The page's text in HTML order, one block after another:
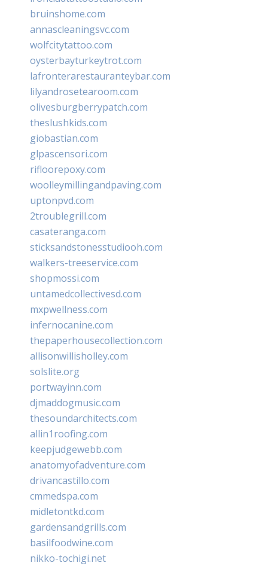
bruinshome.com
annascleaningsvc.com
wolfcitytattoo.com
oysterbayturkeytrot.com
lafronterarestauranteybar.com
lilyandrosetearoom.com
olivesburgberrypatch.com
theslushkids.com
giobastian.com
glpascensori.com
rifloorepoxy.com
woolleymillingandpaving.com
uptonpvd.com
2troublegrill.com
casateranga.com
sticksandstonesstudiooh.com
walkers-treeservice.com
shopmossi.com
untamedcollectivesd.com
mxpwellness.com
infernocanine.com
thepaperhousecollection.com
allisonwillisholley.com
solslite.org
portwayinn.com
djmaddogmusic.com
thesoundarchitects.com
allin1roofing.com
keepjudgewebb.com
anatomyofadventure.com
drivancastillo.com
cmmedspa.com
midletontkd.com
gardensandgrills.com
basilfoodwine.com
nikko-tochigi.net